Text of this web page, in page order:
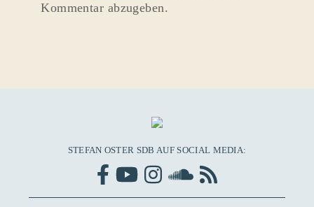
Kommentar abzugeben.
STEFAN OSTER SDB AUF SOCIAL MEDIA: